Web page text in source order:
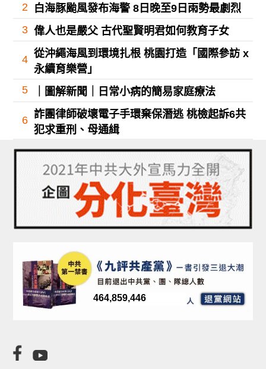
2
白海豚颱風發布海警 8日晚至9日雨勢最劇烈
3 偉人也是嚴父 古代聖賢明君如何教育子女
4
從沖繩海風到環境扎根 桃園打造「國際參訪 x
永續育樂營」
5
｜圖解新聞｜日常小病的簡易家庭療法
6
詐團律師破壞電子手環棄保潛逃 桃檢起訴6共
犯求重刑、母通緝
464,859,446